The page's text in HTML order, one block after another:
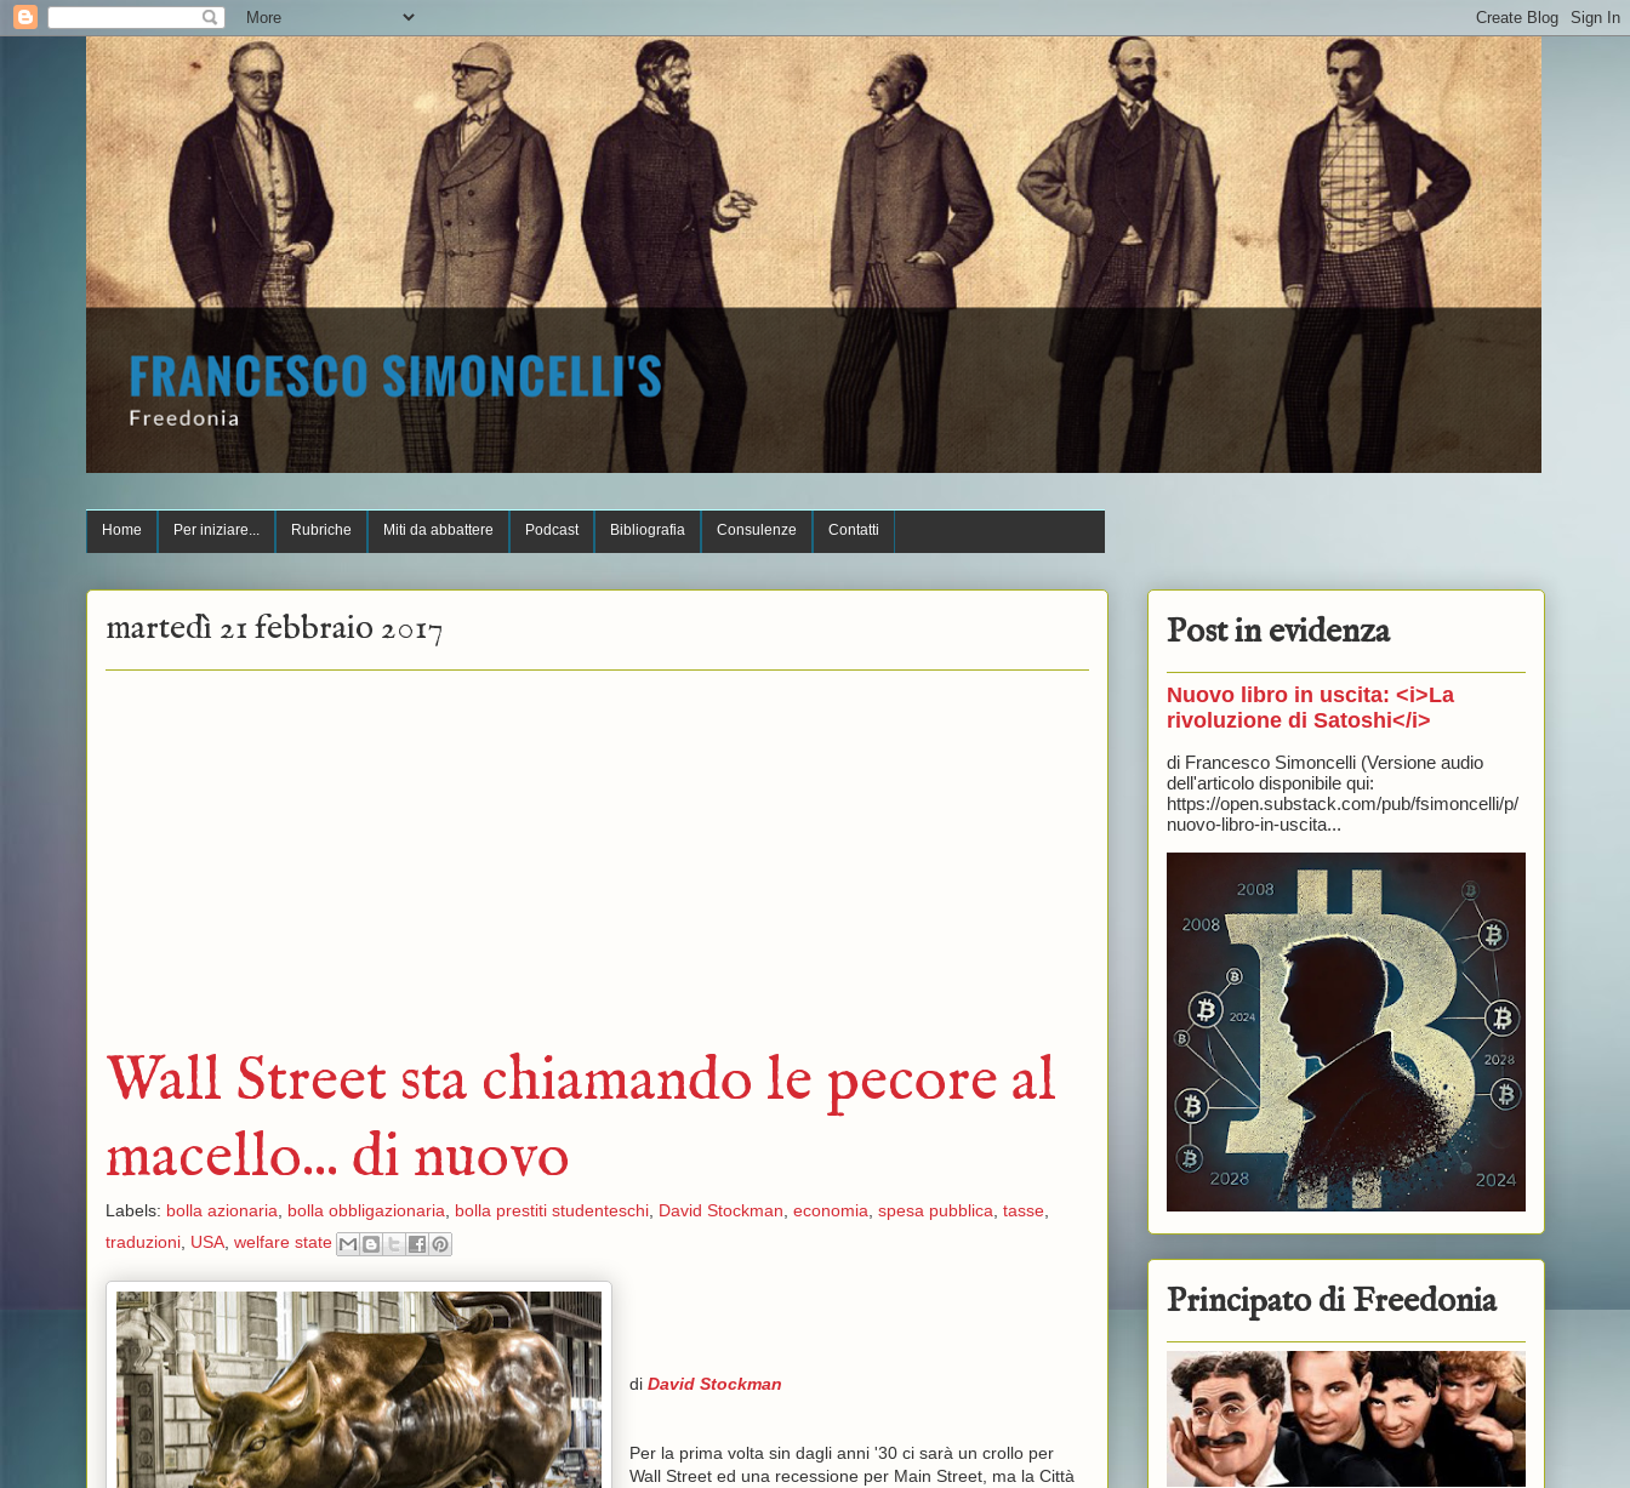
Home Per iniziare... Rubriche Miti da abbattere Podcast Bibliografia Consulenze Contatti
martedì 21 febbraio 2017
Wall Street sta chiamando le pecore al
macello... di nuovo
Labels: bolla azionaria bolla obbligazionaria bolla prestiti studenteschi, David Stockman economia spesa pubblica tasse,
traduzioni, USA, welfare state
di David Stockman
Per la prima volta sin dagli anni '30 ci sarà un crollo per
Wall Street ed una recessione per Main Street, ma la Città
Post in evidenza
Nuovo libro in uscita: <i>La
rivoluzione di Satoshi</i>
di Francesco Simoncelli (Versione audio
dell'articolo disponibile qui:
https://open.substack.com/pub/fsimoncelli/p/
nuovo-libro-in-uscita...
Principato di Freedonia